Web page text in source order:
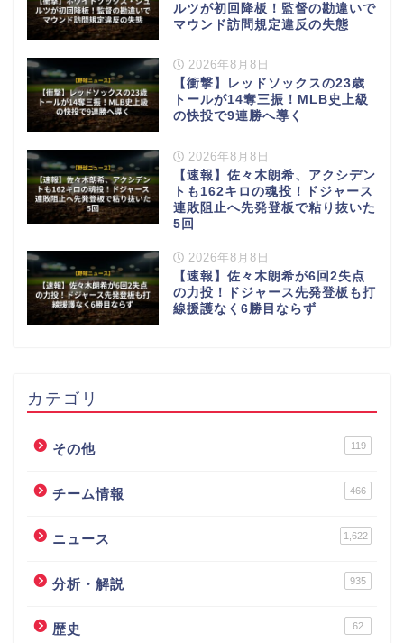
ルツが初回降板！監督の勘違いで
マウンド訪問規定違反の失態
2026年8月8日
【衝撃】レッドソックスの23歳
トールが14奪三振！MLB史上級
の快投で9連勝へ導く
2026年8月8日
【速報】佐々木朗希、アクシデン
トも162キロの魂投！ドジャース
連敗阻止へ先発登板で粘り抜いた
5回
2026年8月8日
【速報】佐々木朗希が6回2失点
の力投！ドジャース先発登板も打
線援護なく6勝目ならず
カテゴリ
その他 119
チーム情報 466
ニュース 1,622
分析・解説 935
歴史 62